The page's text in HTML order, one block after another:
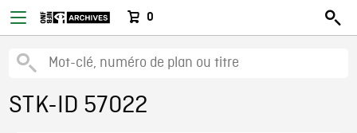
0
STK-ID 57022